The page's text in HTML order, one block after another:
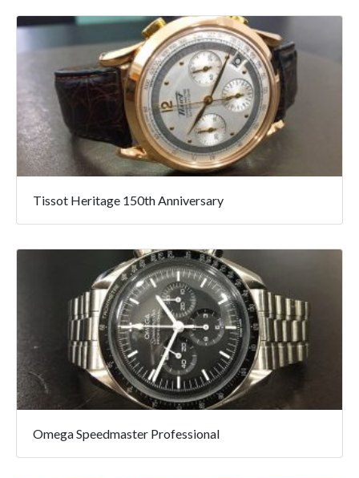
Tissot Heritage 150th Anniversary
Omega Speedmaster Professional